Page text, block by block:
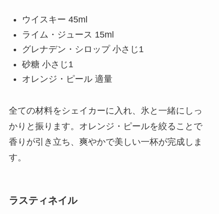
ウイスキー 45ml
ライム・ジュース 15ml
グレナデン・シロップ 小さじ1
砂糖 小さじ1
オレンジ・ピール 適量
全ての材料をシェイカーに入れ、氷と一緒にしっ
かりと振ります。オレンジ・ピールを絞ることで
香りが引き立ち、爽やかで美しい一杯が完成しま
す。
ラスティネイル